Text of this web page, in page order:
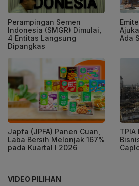
Perampingan Semen
Indonesia (SMGR) Dimulai,
4 Entitas Langsung
Dipangkas
Ada
Japfa (JPFA) Panen Cuan,
Laba Bersih Melonjak 167%
pada Kuartal I 2026
TPIA
VIDEO PILIHAN